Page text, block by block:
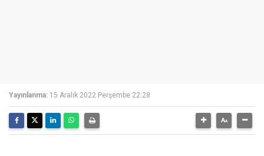
Yayınlanma: 15 Aralık 2022 Perşembe 22:28